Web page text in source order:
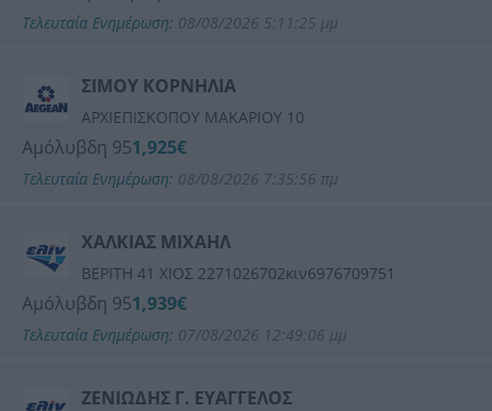
Τελευταία Ενημέρωση: 08/08/2026 5:11:25 μμ
ΣΙΜΟΥ ΚΟΡΝΗΛΙΑ
ΑΡΧΙΕΠΙΣΚΟΠΟΥ ΜΑΚΑΡΙΟΥ 10
Αμόλυβδη 951,925€
Τελευταία Ενημέρωση: 08/08/2026 7:35:56 πμ
ΧΑΛΚΙΑΣ ΜΙΧΑΗΛ
ΒΕΡΙΤΗ 41 ΧΙΟΣ 2271026702κιν6976709751
Αμόλυβδη 951,939€
Τελευταία Ενημέρωση: 07/08/2026 12:49:06 μμ
ΖΕΝΙΩΔΗΣ Γ. ΕΥΑΓΓΕΛΟΣ